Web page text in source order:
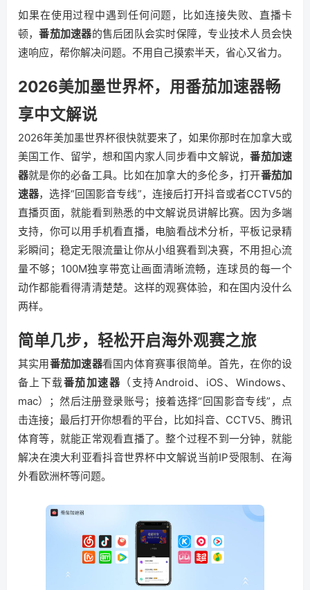
如果在使用过程中遇到任何问题，比如连接失败、直播卡
顿，番茄加速器的售后团队会实时保障，专业技术人员会快
速响应，帮你解决问题。不用自己摸索半天，省心又省力。
2026美加墨世界杯，用番茄加速器畅
享中文解说
2026年美加墨世界杯很快就要来了，如果你那时在加拿大或
美国工作、留学，想和国内家人同步看中文解说，番茄加速
器就是你的必备工具。比如在加拿大的多伦多，打开番茄加
速器，选择“回国影音专线”，连接后打开抖音或者CCTV5的
直播页面，就能看到熟悉的中文解说员讲解比赛。因为多端
支持，你可以用手机看直播，电脑看战术分析，平板记录精
彩瞬间；稳定无限流量让你从小组赛看到决赛，不用担心流
量不够；100M独享带宽让画面清晰流畅，连球员的每一个
动作都能看得清清楚楚。这样的观赛体验，和在国内没什么
两样。
简单几步，轻松开启海外观赛之旅
其实用番茄加速器看国内体育赛事很简单。首先，在你的设
备上下载番茄加速器 （支持Android、iOS、Windows、
mac）；然后注册登录账号；接着选择“回国影音专线”，点
击连接；最后打开你想看的平台，比如抖音、CCTV5、腾讯
体育等，就能正常观看直播了。整个过程不到一分钟，就能
解决在澳大利亚看抖音世界杯中文解说当前IP受限制、在海
外看欧洲杯等问题。